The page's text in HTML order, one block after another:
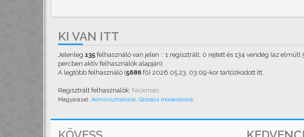
KI VAN ITT
Jelenleg 135 felhasználó van jelen :: 1 regisztrált, 0 rejtett és 134 vendég (az elmúlt
percben aktív felhasználók alapján)
A legtöbb felhasználó (5686 fő) 2026.05.23. 03:09-kor tartózkodott itt.
Regisztrált felhasználók: Nickman
Magyarázat: Adminisztrátorok, Globális moderátorok